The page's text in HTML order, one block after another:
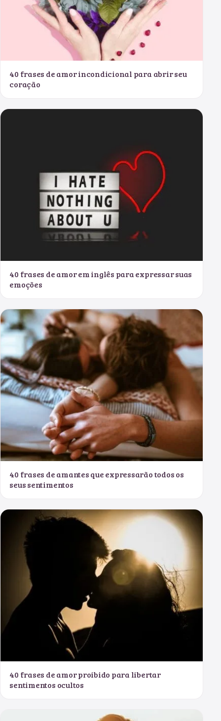
40 frases de amor incondicional para abrir seu
coração
40 frases de amor em inglês para expressar suas
emoções
40 frases de amantes que expressarão todos os
seus sentimentos
40 frases de amor proibido para libertar
sentimentos ocultos